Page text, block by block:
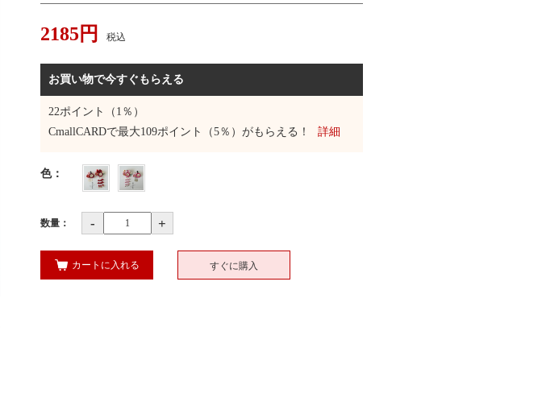
2185円 税込
お買い物で今すぐもらえる
22ポイント（1％）
CmallCARDで最大109ポイント（5％）がもらえる！ 詳細
色：
数量： - +
カートに入れる すぐに購入